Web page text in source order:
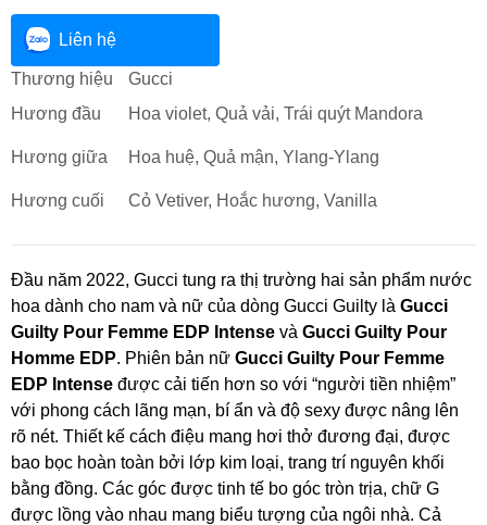
Liên hệ
Thương hiệu
Gucci
Hương đầu
Hoa violet, Quả vải, Trái quýt Mandora
Hương giữa Hoa huệ, Quả mận, Ylang-Ylang
Hương cuối Cỏ Vetiver, Hoắc hương, Vanilla
Đầu năm 2022, Gucci tung ra thị trường hai sản phẩm nước
hoa dành cho nam và nữ của dòng Gucci Guilty là Gucci
Guilty Pour Femme EDP Intense và Gucci Guilty Pour
Homme EDP. Phiên bản nữ Gucci Guilty Pour Femme
EDP Intense được cải tiến hơn so với “người tiền nhiệm”
với phong cách lãng mạn, bí ẩn và độ sexy được nâng lên
rõ nét. Thiết kế cách điệu mang hơi thở đương đại, được
bao bọc hoàn toàn bởi lớp kim loại, trang trí nguyên khối
bằng đồng. Các góc được tinh tế bo góc tròn trịa, chữ G
được lồng vào nhau mang biểu tượng của ngôi nhà. Cả